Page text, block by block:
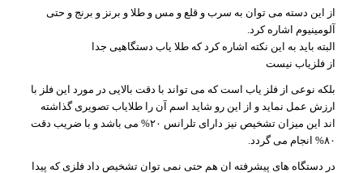
از این دسته می توان به سرب و قلع و مس و طلا و برنز و برنج و حتی
آلومینیوم اشاره کرد.
البته باید به این نکته اشاره کرد که طلا یاب دستگاهیی جدا
از فلزیاب نیست
بلکه نوعی از فلز یاب است که می تواند با دقت بالایی در مورد این فلز با
ارزش عمل نماید و از این رو شاید اسم آن را طلایاب تصویری گذاشته
اند این میزان تشخیص نیز دارای تلرانس ۲۰% می باشد و با ضریب دقت
۸۰% انجام می گردد.
در دستگاه های پیشرفته ان هم حتی نمی توان تشخیص داد فلزی که پیدا